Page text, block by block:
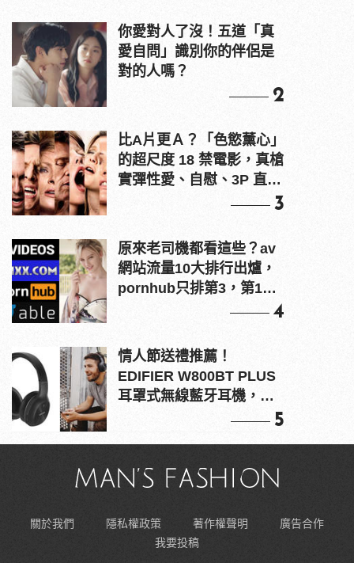
你愛對人了沒！五道「真
愛自問」識別你的伴侶是
對的人嗎？
2
比A片更Ａ？「色慾薰心」
的超尺度 18 禁電影，真槍
實彈性愛、自慰、3P 直接
3
原來老司機都看這些？av
網站流量10大排行出爐，
pornhub只排第3，第1名
4
情人節送禮推薦！
EDIFIER W800BT PLUS
耳罩式無線藍牙耳機，在
5
關於我們 隱私權政策 著作權聲明
廣告合作
我要投稿